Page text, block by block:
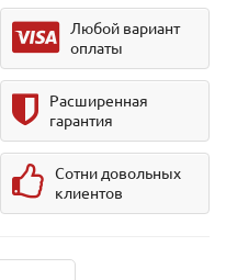
Любой вариант
оплаты
Расширенная
гарантия
Сотни довольных
клиентов